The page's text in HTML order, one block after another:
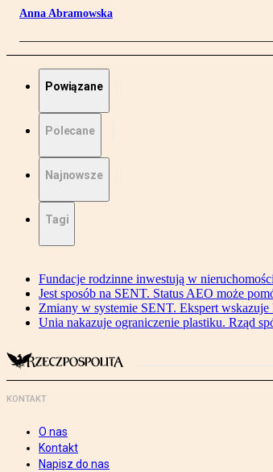
Anna Abramowska
Powiązane
Polecane
Najnowsze
Tagi
Fundacje rodzinne inwestują w
Jest sposób na SENT. Status AEO może
Zmiany w systemie SENT. Ekspert
Unia nakazuje ograniczenie plastiku. Rząd
KONTAKT
O nas
Kontakt
Napisz do nas